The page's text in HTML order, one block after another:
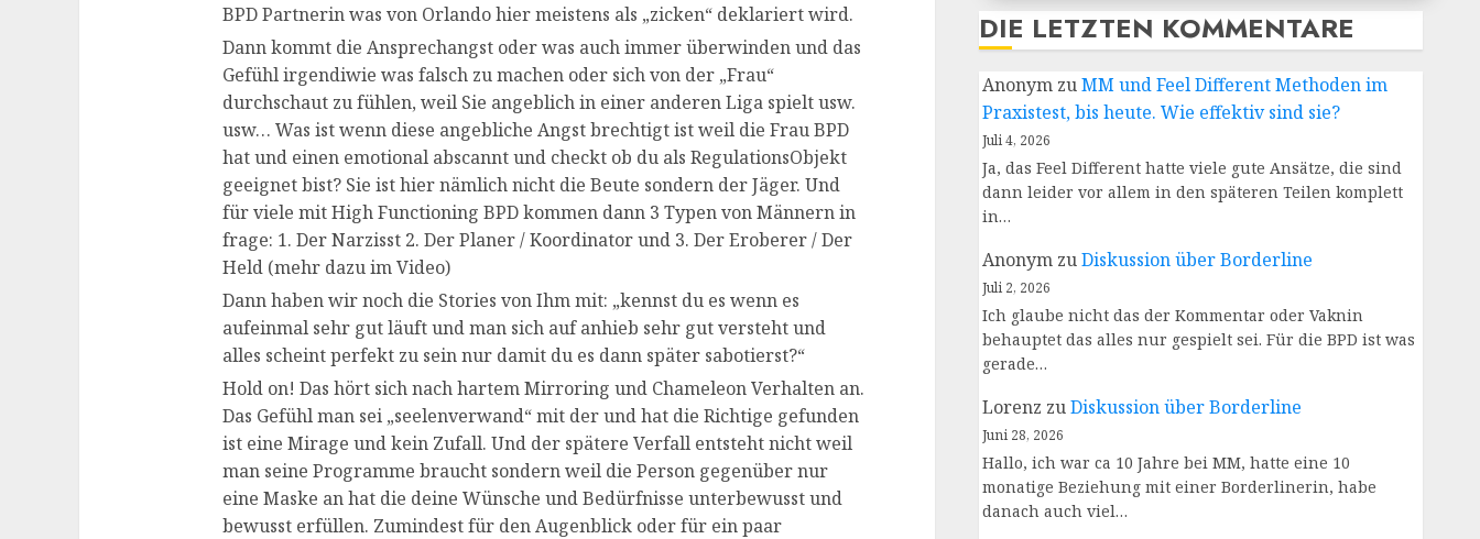
BPD Partnerin was von Orlando hier meistens als „zicken“ deklariert wird.
Dann kommt die Ansprechangst oder was auch immer überwinden und das
Gefühl irgendiwie was falsch zu machen oder sich von der „Frau“
durchschaut zu fühlen, weil Sie angeblich in einer anderen Liga spielt usw.
usw… Was ist wenn diese angebliche Angst brechtigt ist weil die Frau BPD
hat und einen emotional abscannt und checkt ob du als RegulationsObjekt
geeignet bist? Sie ist hier nämlich nicht die Beute sondern der Jäger. Und
für viele mit High Functioning BPD kommen dann 3 Typen von Männern in
frage: 1. Der Narzisst 2. Der Planer / Koordinator und 3. Der Eroberer / Der
Held (mehr dazu im Video)
Dann haben wir noch die Stories von Ihm mit: „kennst du es wenn es
aufeinmal sehr gut läuft und man sich auf anhieb sehr gut versteht und
alles scheint perfekt zu sein nur damit du es dann später sabotierst?“
Hold on! Das hört sich nach hartem Mirroring und Chameleon Verhalten an.
Das Gefühl man sei „seelenverwand“ mit der und hat die Richtige gefunden
ist eine Mirage und kein Zufall. Und der spätere Verfall entsteht nicht weil
man seine Programme braucht sondern weil die Person gegenüber nur
eine Maske an hat die deine Wünsche und Bedürfnisse unterbewusst und
bewusst erfüllen. Zumindest für den Augenblick oder für ein paar
DIE LETZTEN KOMMENTARE
AnonymzuMM und Feel Different Methoden im
Praxistest, bis heute. Wie effektiv sind sie?
Juli 4, 2026
Ja, das Feel Different hatte viele gute Ansätze, die sind
dann leider vor allem in den späteren Teilen komplett
in…
AnonymzuDiskussion über Borderline
Juli 2, 2026
Ich glaube nicht das der Kommentar oder Vaknin
behauptet das alles nur gespielt sei. Für die BPD ist was
gerade…
Lorenz zuDiskussion über Borderline
Juni 28, 2026
Hallo, ich war ca 10 Jahre bei MM, hatte eine 10
monatige Beziehung mit einer Borderlinerin, habe
danach auch viel…